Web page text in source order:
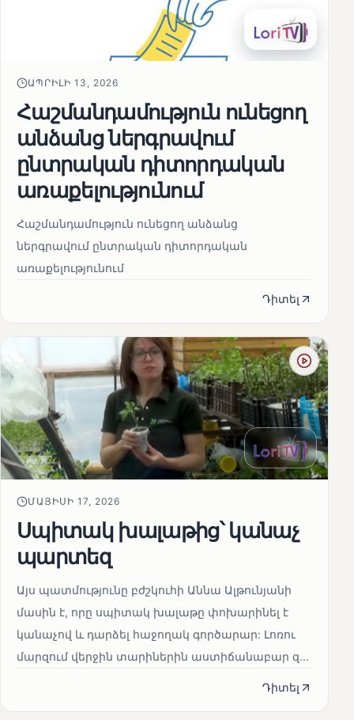
ԱՊՐԻԼԻ 13, 2026
Հաշմանդամություն ունեցող
անձանց ներգրավում
ընտրական դիտորդական
առաքելությունում
Հաշմանդամություն ունեցող անձանց
ներգրավում ընտրական դիտորդական
առաքելությունում
Դիտել
ՄԱՅԻՍԻ 17, 2026
Սպիտակ խալաթից՝ կանաչ
պարտեզ
Այս պատմությունը բժշկուհի Աննա Ալթունյանի
մասին է, որը սպիտակ խալաթը փոխարինել է
կանաչով և դարձել հաջողակ գործարար: Լոռու
մարզում վերջին տարիներին աստիճանաբար զ...
Դիտել